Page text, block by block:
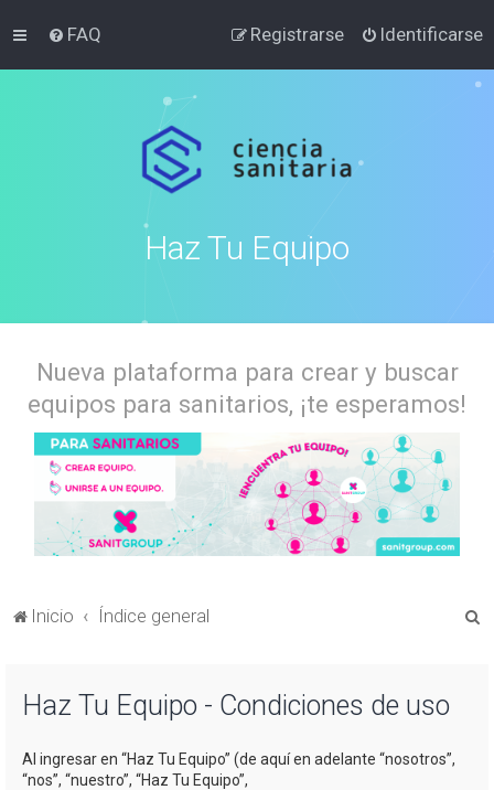
FAQ Identificarse
Registrarse
Haz Tu Equipo
Nueva plataforma para crear y buscar
equipos para sanitarios, ¡te esperamos!
Inicio Índice general
Haz Tu Equipo - Condiciones de uso
Al ingresar en “Haz Tu Equipo” (de aquí en adelante “nosotros”,
“nos”, “nuestro”, “Haz Tu Equipo”,